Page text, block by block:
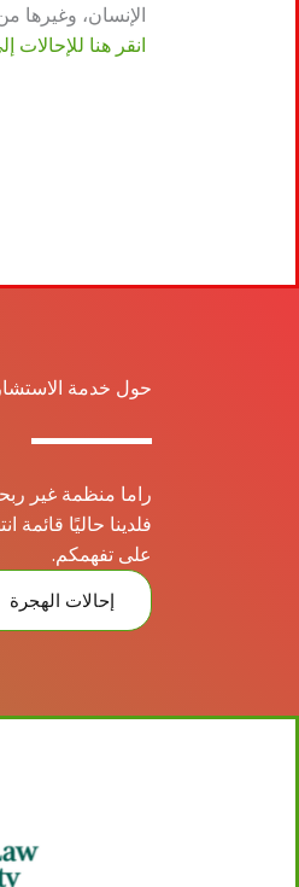
الإنسان، وغيرها
انقر هنا للإحالات
حول خدمة
راما منظمة غير
فلدينا حاليًا
على تفهمكم.
إحالات الهجرة